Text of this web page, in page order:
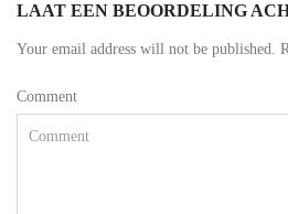
LAAT EEN BEOORDELING
Your email address will not be published.
Comment